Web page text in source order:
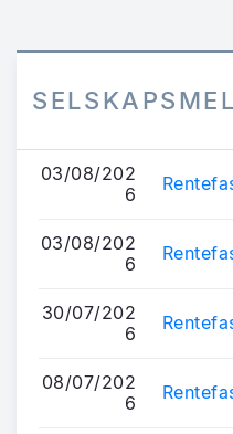
03/08/202
6
03/08/202
6
30/07/202
6
08/07/202
6